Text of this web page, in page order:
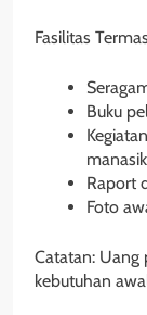
Fasilitas
Buku
Raport
Foto
Catatan: Uang
kebutuhan